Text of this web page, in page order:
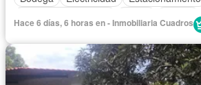
Hace 6 días, 6 horas en - Inmobiliaria Cuadros